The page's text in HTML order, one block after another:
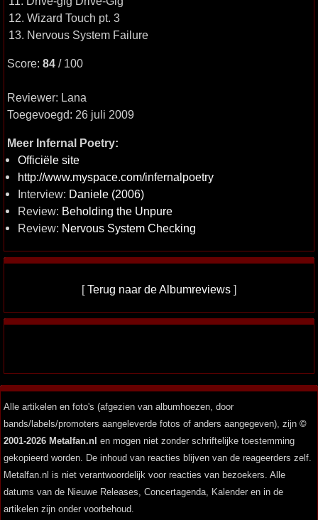
12. Wizard Touch pt. 3
13. Nervous System Failure
Score: 84 / 100
Reviewer: Lana
Toegevoegd: 26 juli 2009
Meer Infernal Poetry:
Officiële site
http://www.myspace.com/infernalpoetry
Interview: Daniele (2006)
Review: Beholding the Unpure
Review: Nervous System Checking
[Terug naar de Albumreviews ]
Alle artikelen en foto's (afgezien van albumhoezen, door
bands/labels/promoters aangeleverde fotos of anders aangegeven), zijn ©
2001-2026 Metalfan.nl en mogen niet zonder schriftelijke toestemming
gekopieerd worden. De inhoud van reacties blijven van de reageerders zelf.
Metalfan.nl is niet verantwoordelijk voor reacties van bezoekers. Alle
datums van de Nieuwe Releases, Concertagenda, Kalender en in de
artikelen zijn onder voorbehoud.